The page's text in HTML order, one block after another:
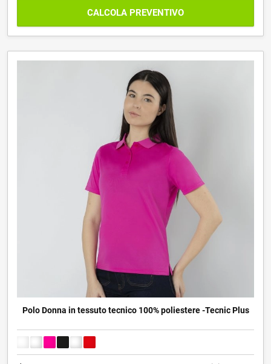
CALCOLA PREVENTIVO
Polo Donna in tessuto tecnico 100% poliestere -Tecnic Plus